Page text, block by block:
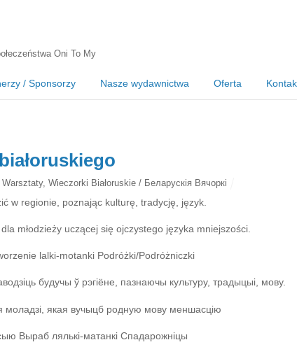
Oni To My
/ Sponsorzy Nasze wydawnictwa Oferta
Warsztaty, Wieczorki Białoruskie / Беларускія Вячоркі
w regionie, poznając kulturę, tradycję, język.
młodzieży uczącej się ojczystego języka mniejszości.
lalki-motanki Podróżki/Podróżniczki
будучы ў рэгіёне, пазнаючы культуру, традыцыі, мову.
моладзі, якая вучыцб родную мову меншасцію
Выраб лялькі-матанкі Спадарожніцы